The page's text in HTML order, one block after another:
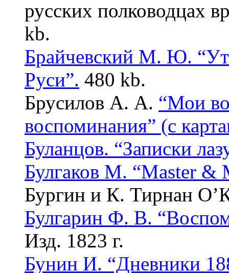
русских полководцах
kb.
Брайчевский М. Ю.
Руси”. 480 kb.
Брусилов А. А. “Мои
воспоминания” (с
Буланцов. “Записки
Булгаков М. “Master &
Бургин и К. Тирнан
Булгарин Ф. В.
Изд. 1823 г.
Бунин И. “Дневники